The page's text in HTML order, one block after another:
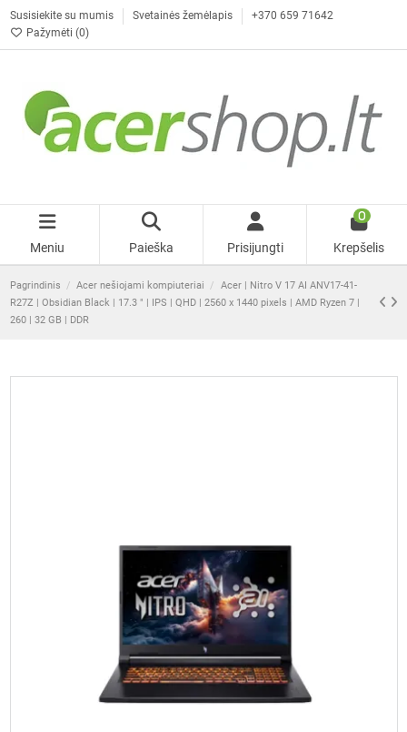
Susisiekite su mumis Svetainės žemėlapis
+370 659 71642
Pažymėti (0)
Meniu Paieška Prisijungti
0
Krepšelis
Pagrindinis Acer nešiojami kompiuteriai
Acer | Nitro V 17 AI ANV17-41-
R27Z | Obsidian Black | 17.3 " | IPS | QHD | 2560 x 1440 pixels | AMD Ryzen 7 |
260 | 32 GB | DDR